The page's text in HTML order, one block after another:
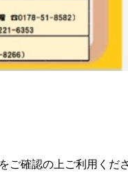
ご確認の上ご利用くだ